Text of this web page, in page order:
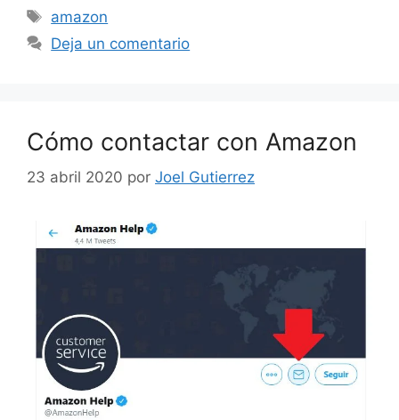
Etiquetas
amazon
Deja un comentario
Cómo contactar con Amazon
23 abril 2020 por Joel Gutierrez